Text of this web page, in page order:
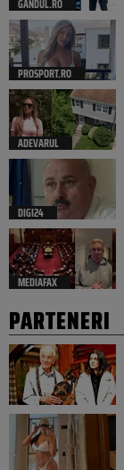
GANDUL.RO
PROSPORT.RO
ADEVARUL
DIGI24
MEDIAFAX
PARTENERI